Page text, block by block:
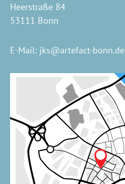
Heerstraße 84
53111 Bonn
E-Mail: jks@artefact-bonn.de